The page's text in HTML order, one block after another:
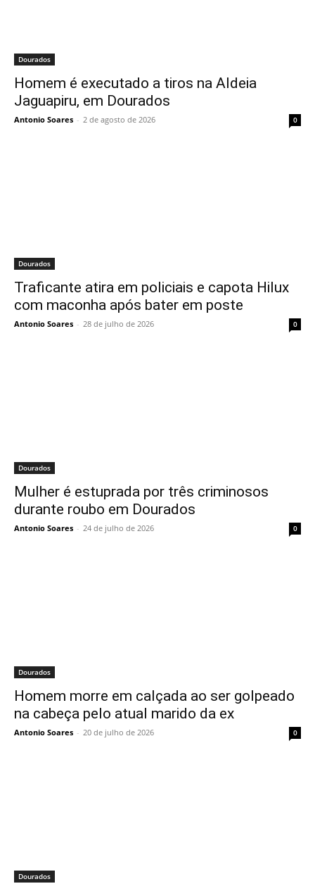
Dourados
Homem é executado a tiros na Aldeia
Jaguapiru, em Dourados
Antonio Soares - 2 de agosto de 2026 0
Dourados
Traficante atira em policiais e capota Hilux
com maconha após bater em poste
Antonio Soares - 28 de julho de 2026 0
Dourados
Mulher é estuprada por três criminosos
durante roubo em Dourados
Antonio Soares - 24 de julho de 2026 0
Dourados
Homem morre em calçada ao ser golpeado
na cabeça pelo atual marido da ex
Antonio Soares - 20 de julho de 2026 0
Dourados